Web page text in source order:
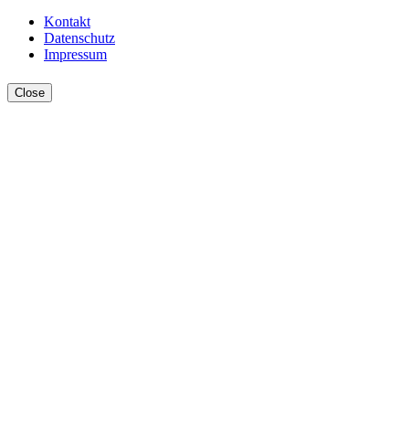
Kontakt
Datenschutz
Impressum
Close